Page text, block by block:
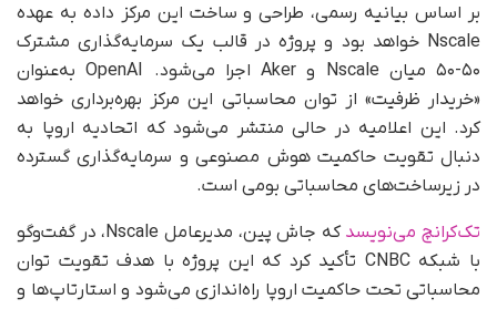
بر اساس بیانیه رسمی، طراحی و ساخت این مرکز داده به عهده
Nscale خواهد بود و پروژه در قالب یک سرمایه‌گذاری مشترک
۵۰-۵۰ میان Nscale و Aker اجرا می‌شود. OpenAI به‌عنوان
«خریدار ظرفیت» از توان محاسباتی این مرکز بهره‌برداری خواهد
کرد. این اعلامیه در حالی منتشر می‌شود که اتحادیه اروپا به
دنبال تقویت حاکمیت هوش مصنوعی و سرمایه‌گذاری گسترده
در زیرساخت‌های محاسباتی بومی است.
تک‌کرانچ می‌نویسد
که جاش پین، مدیرعامل Nscale، در گفت‌وگو
با شبکه CNBC تأکید کرد که این پروژه با هدف تقویت توان
محاسباتی تحت حاکمیت اروپا راه‌اندازی می‌شود و استارتاپ‌ها و